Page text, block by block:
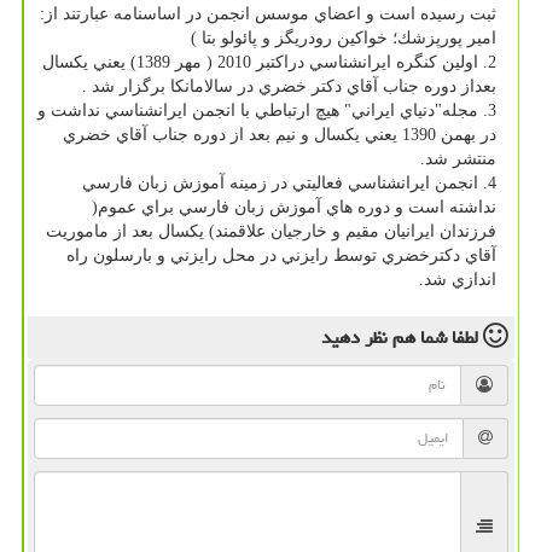
ثبت رسيده است و اعضاي موسس انجمن در اساسنامه عبارتند از:
امير پورپزشك؛ خواكين رودريگز و پائولو بتا )
2. اولين كنگره ايرانشناسي دراكتبر 2010 ( مهر 1389) يعني يكسال
بعداز دوره جناب آقاي دكتر خضري در سالامانكا برگزار شد .
3. مجله"دنياي ايراني" هيچ ارتباطي با انجمن ايرانشناسي نداشت و
در بهمن 1390 يعني يكسال و نيم بعد از دوره جناب آقاي خضري
منتشر شد.
4. انجمن ايرانشناسي فعاليتي در زمينه آموزش زبان فارسي
نداشته است و دوره هاي آموزش زبان فارسي براي عموم(
فرزندان ايرانيان مقيم و خارجيان علاقمند) يكسال بعد از ماموريت
آقاي دكترخضري توسط رايزني در محل رايزني و بارسلون راه
اندازي شد.
لطفا شما همنظر دهید